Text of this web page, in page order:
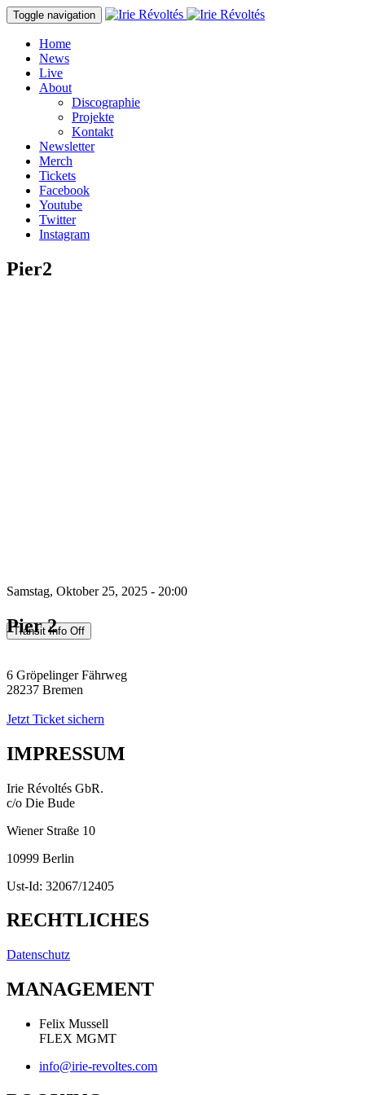
Direkt zum Inhalt
Toggle navigation
Home
News
Live
About
Discographie
Projekte
Kontakt
Newsletter
Merch
Tickets
Facebook
Youtube
Twitter
Instagram
Pier2
Samstag, Oktober 25, 2025 - 20:00
Pier 2
6 Gröpelinger Fährweg
28237 Bremen
Jetzt Ticket sichern
IMPRESSUM
Irie Révoltés GbR.
c/o Die Bude
Wiener Straße 10
10999 Berlin
Ust-Id: 32067/12405
RECHTLICHES
Datenschutz
MANAGEMENT
Felix Mussell
FLEX MGMT
info@irie-revoltes.com